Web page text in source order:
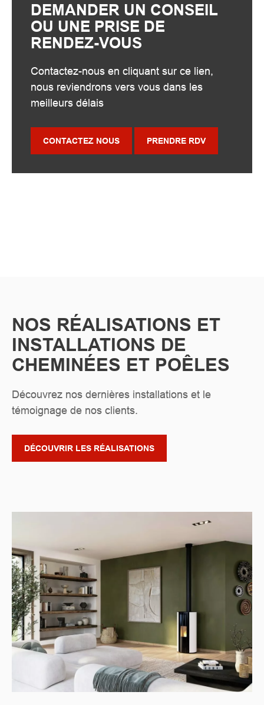
DEMANDER UN CONSEIL
OU UNE PRISE DE
RENDEZ-VOUS
Contactez-nous en cliquant sur ce lien,
nous reviendrons vers vous dans les
meilleurs délais
CONTACTEZ NOUS PRENDRE RDV
NOS RÉALISATIONS ET
INSTALLATIONS DE
CHEMINÉES ET POÊLES
Découvrez nos dernières installations et le
témoignage de nos clients.
DÉCOUVRIR LES RÉALISATIONS